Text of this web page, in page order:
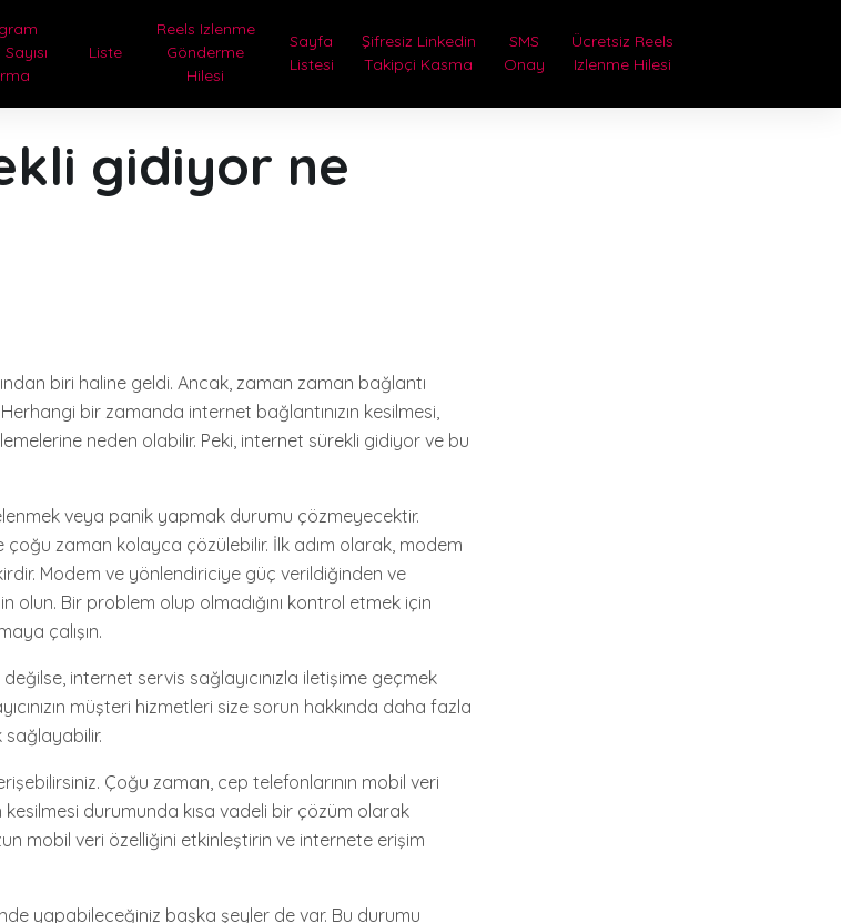
Liste
Reels Izlenme
Gönderme
Hilesi
Sayfa
Listesi
Şifresiz Linkedin
Takipçi Kasma
SMS
Onay
Ücretsiz Reels
Izlenme Hilesi
gidiyor ne
biri haline geldi. Ancak, zaman zaman bağlantı
Herhangi bir zamanda internet bağlantınızın kesilmesi,
neden olabilir. Peki, internet sürekli gidiyor ve bu
veya panik yapmak durumu çözmeyecektir.
çoğu zaman kolayca çözülebilir. İlk adım olarak, modem
Modem ve yönlendiriciye güç verildiğinden ve
olun. Bir problem olup olmadığını kontrol etmek için
çalışın.
internet servis sağlayıcınızla iletişime geçmek
müşteri hizmetleri size sorun hakkında daha fazla
sağlayabilir.
Çoğu zaman, cep telefonlarının mobil veri
kesilmesi durumunda kısa vadeli bir çözüm olarak
mobil veri özelliğini etkinleştirin ve internete erişim
yapabileceğiniz başka şeyler de var. Bu durumu